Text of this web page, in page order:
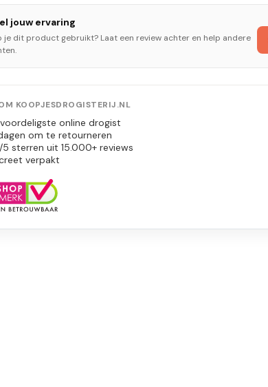
jouw ervaring
je dit product gebruikt? Laat een review achter en help andere
KOOPJESDROGISTERIJ.NL
online drogist
om te retourneren
sterren uit 15.000+ reviews
verpakt